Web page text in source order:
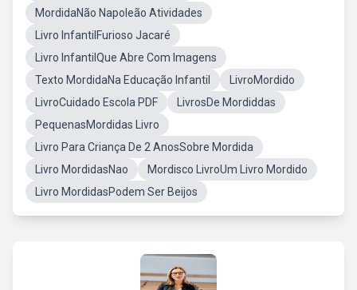
MordidaNão Napoleão Atividades
Livro InfantilFurioso Jacaré
Livro InfantilQue Abre Com Imagens
Texto MordidaNa Educação Infantil
LivroMordido
LivroCuidado Escola PDF
LivrosDe Mordiddas
PequenasMordidas Livro
Livro Para Criança De 2 AnosSobre Mordida
Livro MordidasNao
Mordisco LivroUm Livro Mordido
Livro MordidasPodem Ser Beijos